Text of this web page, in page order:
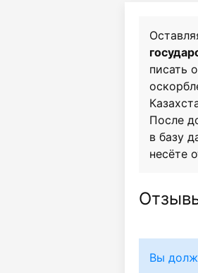
писать
После
в базу
несёте
Вы